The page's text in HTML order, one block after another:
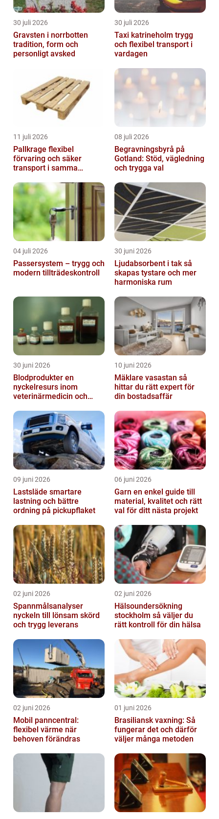
30 juli 2026
Gravsten i norrbotten
tradition, form och
personligt avsked
30 juli 2026
Taxi katrineholm trygg
och flexibel transport i
vardagen
11 juli 2026
Pallkrage flexibel
förvaring och säker
transport i samma
08 juli 2026
Begravningsbyrå på
Gotland: Stöd, vägledning
och trygga val
04 juli 2026
Passersystem – trygg och
modern tillträdeskontroll
30 juni 2026
Ljudabsorbent i tak så
skapas tystare och mer
harmoniska rum
30 juni 2026
Blodprodukter en
nyckelresurs inom
veterinärmedicin och
10 juni 2026
Mäklare vasastan så
hittar du rätt expert för
din bostadsaffär
09 juni 2026
Lastsläde smartare
lastning och bättre
ordning på pickupflaket
06 juni 2026
Garn en enkel guide till
material, kvalitet och rätt
val för ditt nästa projekt
02 juni 2026
Spannmålsanalyser
nyckeln till lönsam skörd
och trygg leverans
02 juni 2026
Hälsoundersökning
stockholm så väljer du
rätt kontroll för din hälsa
02 juni 2026
Mobil panncentral:
flexibel värme när
behoven förändras
01 juni 2026
Brasiliansk vaxning: Så
fungerar det och därför
väljer många metoden